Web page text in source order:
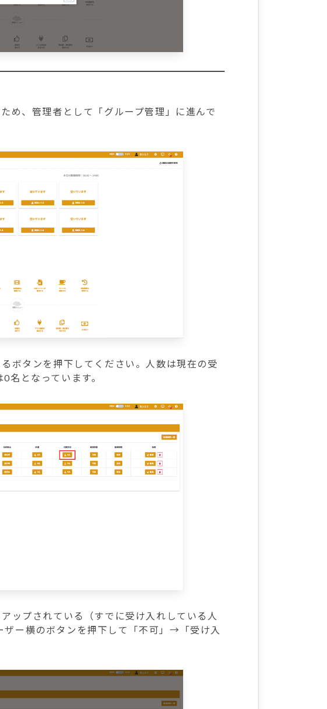
め、管理者として「グループ管理」に進んで
ボタンを押下してください。人数は現在の受
名となっています。
ップされている（すでに受け入れしている人
ー横のボタンを押下して「不可」→「受け入